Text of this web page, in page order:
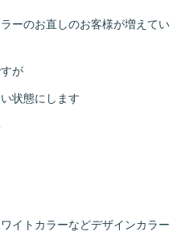
ーのお直しのお客様が増えてい
が
状態にします
イトカラーなどデザインカラー